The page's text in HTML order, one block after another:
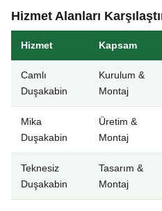
Hizmet Alanları
Hizmet Kapsam
Camlı
Duşakabin
Kurulum &
Montaj
Mika
Duşakabin
Üretim &
Montaj
Teknesiz
Duşakabin
Tasarım &
Montaj